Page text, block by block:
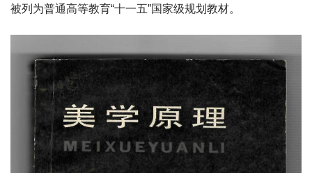
被列为普通高等教育“十一五”国家级规划教材。